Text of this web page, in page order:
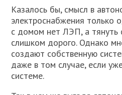
Казалось бы, смысл в
электроснабжения только
с домом нет ЛЭП, а тянуть
слишком дорого. Однако
создают собственную
даже в том случае, если
системе.